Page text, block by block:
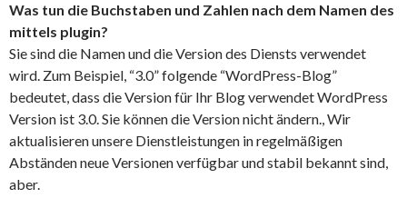
Was tun die Buchstaben und Zahlen nach dem Namen des
mittels plugin?
Sie sind die Namen und die Version des Diensts verwendet
wird. Zum Beispiel, “3.0” folgende “WordPress-Blog”
bedeutet, dass die Version für Ihr Blog verwendet WordPress
Version ist 3.0. Sie können die Version nicht ändern., Wir
aktualisieren unsere Dienstleistungen in regelmäßigen
Abständen neue Versionen verfügbar und stabil bekannt sind,
aber.